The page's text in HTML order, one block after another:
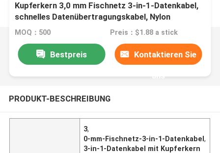
Kupferkern 3,0 mm Fischnetz 3-in-1-Datenkabel,
schnelles Datenübertragungskabel, Nylon
geflochten
MOQ：500 Preis：$1.88 a stick
Bestpreis Kontaktieren Sie
uns
PRODUKT-BESCHREIBUNG
3,
0-mm-Fischnetz-3-in-1-Datenkabel,
3-in-1-Datenkabel mit Kupferkern